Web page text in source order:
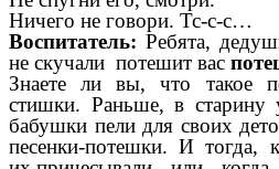
Ничего не говори. Тс-с-с…
Воспитатель:Ребята,
не скучали потешит вас
Знаете ли вы, что такое
стишки. Раньше, в
бабушки пели для своих
песенки-потешки. И тогда,